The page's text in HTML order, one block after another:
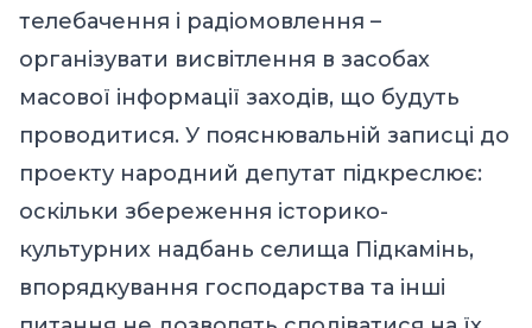
телебачення і радіомовлення –
організувати висвітлення в засобах
масової інформації заходів, що будуть
проводитися. У пояснювальній записці до
проекту народний депутат підкреслює:
оскільки збереження історико-
культурних надбань селища Підкамінь,
впорядкування господарства та інші